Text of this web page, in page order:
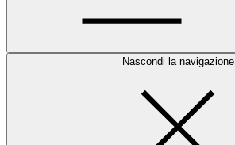
Nascondi la navigazione